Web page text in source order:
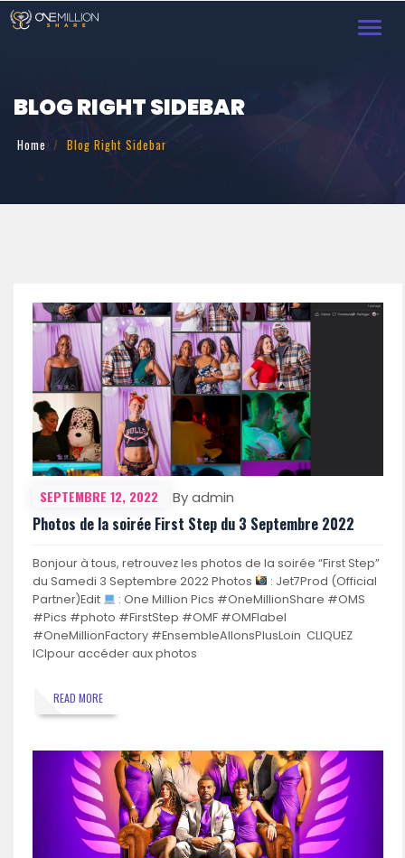
BLOG RIGHT SIDEBAR
Home Blog Right Sidebar
SEPTEMBRE 12, 2022 By admin
Photos de la soirée First Step du 3 Septembre 2022
Bonjour à tous, retrouvez les photos de la soirée “First Step”
du Samedi 3 Septembre 2022 Photos
: Jet7Prod (Official
Partner)Edit
: One Million Pics #OneMillionShare #OMS
#Pics #photo #FirstStep #OMF #OMFlabel
#OneMillionFactory #EnsembleAllonsPlusLoin CLIQUEZ
ICIpour accéder aux photos
READ MORE